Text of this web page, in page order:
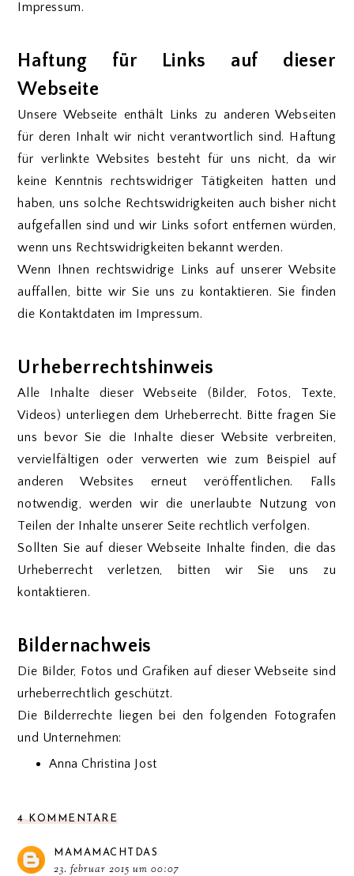
Impressum.
Haftung für Links auf dieser
Webseite
Unsere Webseite enthält Links zu anderen Webseiten
für deren Inhalt wir nicht verantwortlich sind. Haftung
für verlinkte Websites besteht für uns nicht, da wir
keine Kenntnis rechtswidriger Tätigkeiten hatten und
haben, uns solche Rechtswidrigkeiten auch bisher nicht
aufgefallen sind und wir Links sofort entfernen würden,
wenn uns Rechtswidrigkeiten bekannt werden.
Wenn Ihnen rechtswidrige Links auf unserer Website
auffallen, bitte wir Sie uns zu kontaktieren. Sie finden
die Kontaktdaten im Impressum.
Urheberrechtshinweis
Alle Inhalte dieser Webseite (Bilder, Fotos, Texte,
Videos) unterliegen dem Urheberrecht. Bitte fragen Sie
uns bevor Sie die Inhalte dieser Website verbreiten,
vervielfältigen oder verwerten wie zum Beispiel auf
anderen Websites erneut veröffentlichen. Falls
notwendig, werden wir die unerlaubte Nutzung von
Teilen der Inhalte unserer Seite rechtlich verfolgen.
Sollten Sie auf dieser Webseite Inhalte finden, die das
Urheberrecht verletzen, bitten wir Sie uns zu
kontaktieren.
Bildernachweis
Die Bilder, Fotos und Grafiken auf dieser Webseite sind
urheberrechtlich geschützt.
Die Bilderrechte liegen bei den folgenden Fotografen
und Unternehmen:
Anna Christina Jost
4 KOMMENTARE
MAMAMACHTDAS
23. februar 2015 um 00:07